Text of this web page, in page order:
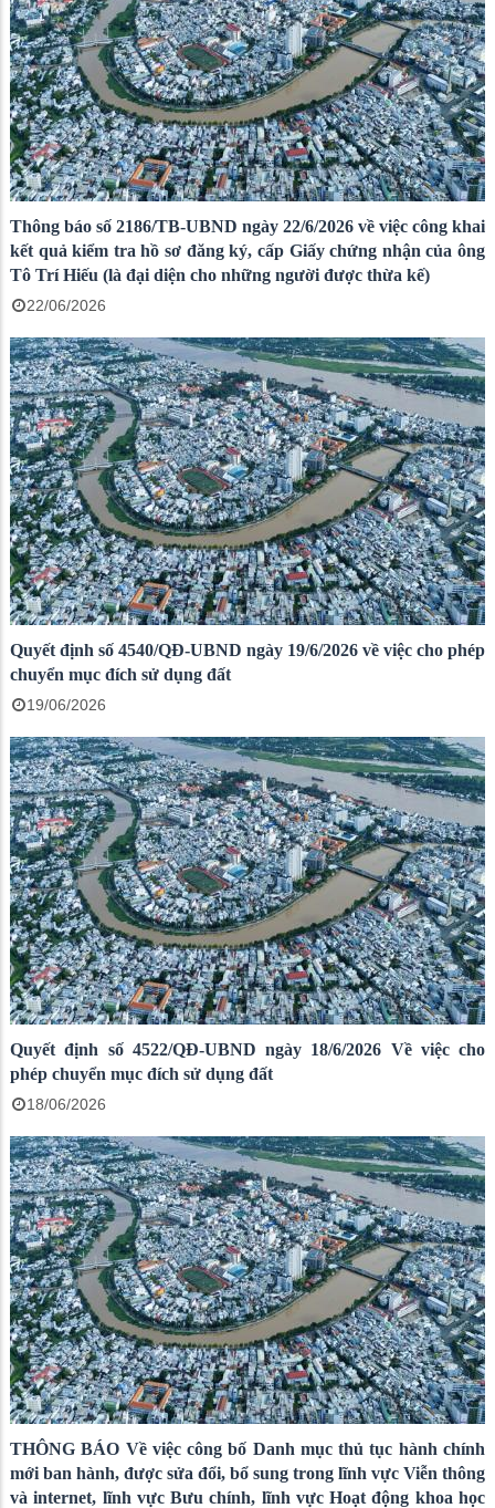
Thông báo số 2186/TB-UBND ngày 22/6/2026 về việc công khai
kết quả kiểm tra hồ sơ đăng ký, cấp Giấy chứng nhận của ông
Tô Trí Hiếu (là đại diện cho những người được thừa kế)
22/06/2026
Quyết định số 4540/QĐ-UBND ngày 19/6/2026 về việc cho phép
chuyển mục đích sử dụng đất
19/06/2026
Quyết định số 4522/QĐ-UBND ngày 18/6/2026 Về việc cho
phép chuyển mục đích sử dụng đất
18/06/2026
THÔNG BÁO Về việc công bố Danh mục thủ tục hành chính
mới ban hành, được sửa đổi, bổ sung trong lĩnh vực Viễn thông
và internet, lĩnh vực Bưu chính, lĩnh vực Hoạt động khoa học